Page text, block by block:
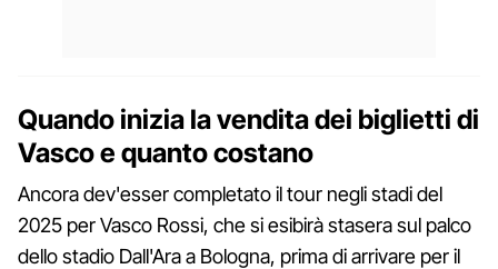
Quando inizia la vendita dei biglietti di
Vasco e quanto costano
Ancora dev'esser completato il tour negli stadi del
2025 per Vasco Rossi, che si esibirà stasera sul palco
dello stadio Dall'Ara a Bologna, prima di arrivare per il